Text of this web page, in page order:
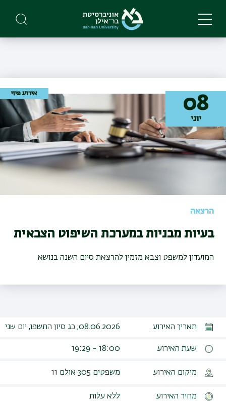
main
08
יוני
אירוע פיזי
הרצאה
בעיות מבניות במערכת השיפוט הצבאית
המועדון למשפט וצבא מזמין להרצאת סיום השנה בנושא
תאריך האירוע 08.06.2026, כג סיון התשפו, יום שני
שעת האירוע 18:00 - 19:29
מיקום האירוע משפטים 305 אולם 11
מחיר האירוע ללא עלות